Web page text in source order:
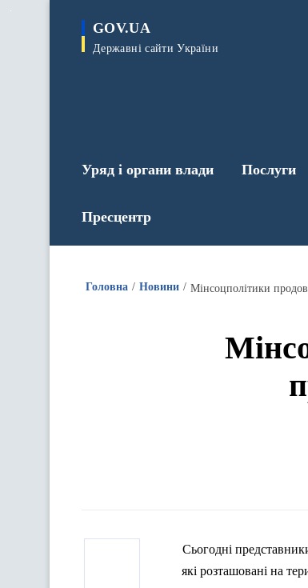
GOV.UA
Державні сайти України
Уряд і органи влади Послуги
Пресцентр
Головна Новини Мінсоцполітики
Сьогодні
які розташовані на